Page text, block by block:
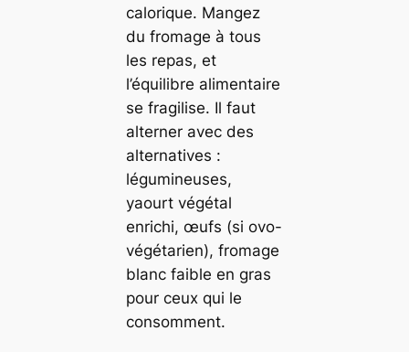
calorique. Mangez
du fromage à tous
les repas, et
l’équilibre alimentaire
se fragilise. Il faut
alterner avec des
alternatives :
légumineuses,
yaourt végétal
enrichi, œufs (si ovo-
végétarien), fromage
blanc faible en gras
pour ceux qui le
consomment.